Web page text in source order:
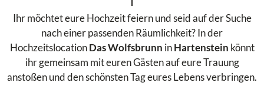
Ihr möchtet eure Hochzeit feiern und seid auf der Suche
nach einer passenden Räumlichkeit? In der
HochzeitslocationDas Wolfsbrunn inHartenstein könnt
ihr gemeinsam mit euren Gästen auf eure Trauung
anstoßen und den schönsten Tag eures Lebens verbringen.